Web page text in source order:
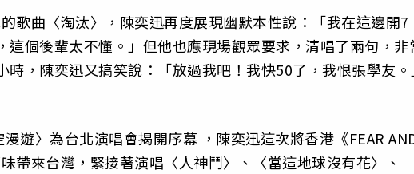
歌曲〈淘汰〉，陳奕迅再度展現幽默本性說：「我在這邊開7
這個後輩太不懂。」但他也應現場觀眾要求，清唱了兩句，非
時，陳奕迅又搞笑說：「放過我吧！我快50了，我恨張學友
遊〉為台北演唱會揭開序幕 ，陳奕迅這次將香港《FEAR
帶來台灣，緊接著演唱〈人神鬥〉、〈當這地球沒有花〉、